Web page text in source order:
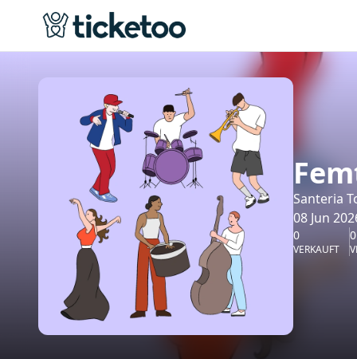
Santeria
08 Jun
0
VERKAUFT
0